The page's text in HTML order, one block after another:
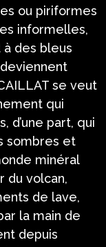
ou piriformes
informelles,
à des bleus
se veut
qui
d’une part, qui
sombres et
minéral
du volcan,
de lave,
la main de
depuis